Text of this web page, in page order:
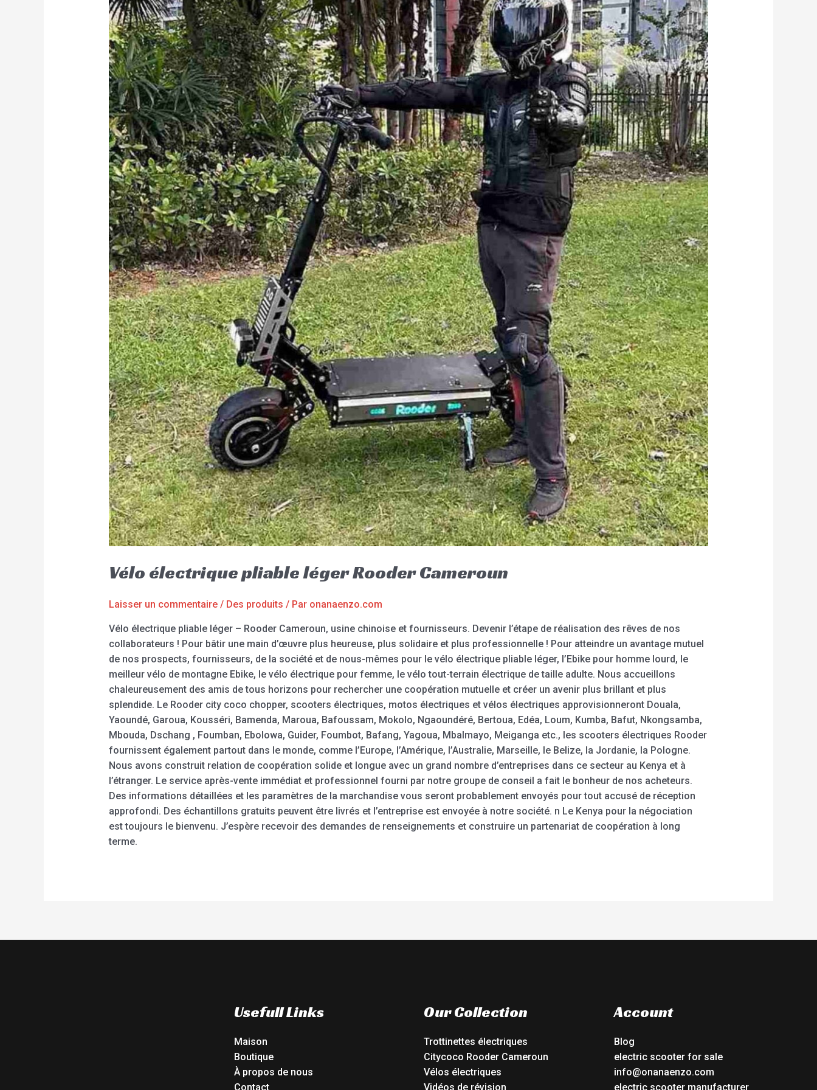
Vélo électrique pliable léger Rooder Cameroun
Laisser un commentaire / Des produits / Par onanaenzo.com
Vélo électrique pliable léger – Rooder Cameroun, usine chinoise et fournisseurs. Devenir l’étape de réalisation des rêves de nos
collaborateurs ! Pour bâtir une main d’œuvre plus heureuse, plus solidaire et plus professionnelle ! Pour atteindre un avantage mutuel
de nos prospects, fournisseurs, de la société et de nous-mêmes pour le vélo électrique pliable léger, l’Ebike pour homme lourd, le
meilleur vélo de montagne Ebike, le vélo électrique pour femme, le vélo tout-terrain électrique de taille adulte. Nous accueillons
chaleureusement des amis de tous horizons pour rechercher une coopération mutuelle et créer un avenir plus brillant et plus
splendide. Le Rooder city coco chopper, scooters électriques, motos électriques et vélos électriques approvisionneront Douala,
Yaoundé, Garoua, Kousséri, Bamenda, Maroua, Bafoussam, Mokolo, Ngaoundéré, Bertoua, Edéa, Loum, Kumba, Bafut, Nkongsamba,
Mbouda, Dschang , Foumban, Ebolowa, Guider, Foumbot, Bafang, Yagoua, Mbalmayo, Meiganga etc., les scooters électriques Rooder
fournissent également partout dans le monde, comme l’Europe, l’Amérique, l’Australie, Marseille, le Belize, la Jordanie, la Pologne.
Nous avons construit relation de coopération solide et longue avec un grand nombre d’entreprises dans ce secteur au Kenya et à
l’étranger. Le service après-vente immédiat et professionnel fourni par notre groupe de conseil a fait le bonheur de nos acheteurs.
Des informations détaillées et les paramètres de la marchandise vous seront probablement envoyés pour tout accusé de réception
approfondi. Des échantillons gratuits peuvent être livrés et l’entreprise est envoyée à notre société. n Le Kenya pour la négociation
est toujours le bienvenu. J’espère recevoir des demandes de renseignements et construire un partenariat de coopération à long
terme.
Usefull Links
Maison
Boutique
À propos de nous
Contact
Our Collection
Trottinettes électriques
Citycoco Rooder Cameroun
Vélos électriques
Vidéos de révision
Account
Blog
electric scooter for sale
info@onanaenzo.com
electric scooter manufacturer